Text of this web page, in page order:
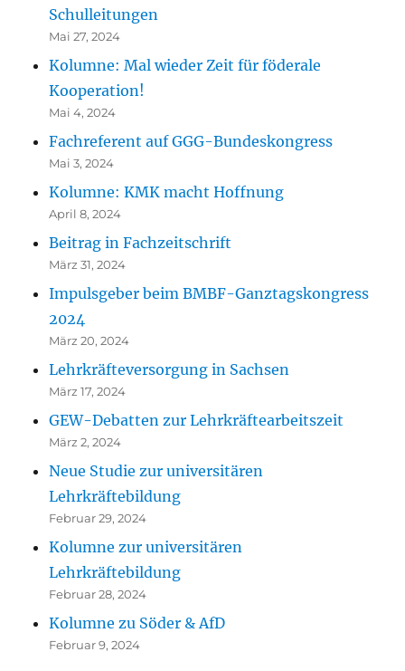
Schulleitungen
Mai 27, 2024
Kolumne: Mal wieder Zeit für föderale
Kooperation!
Mai 4, 2024
Fachreferent auf GGG-Bundeskongress
Mai 3, 2024
Kolumne: KMK macht Hoffnung
April 8, 2024
Beitrag in Fachzeitschrift
März 31, 2024
Impulsgeber beim BMBF-Ganztagskongress
2024
März 20, 2024
Lehrkräfteversorgung in Sachsen
März 17, 2024
GEW-Debatten zur Lehrkräftearbeitszeit
März 2, 2024
Neue Studie zur universitären
Lehrkräftebildung
Februar 29, 2024
Kolumne zur universitären
Lehrkräftebildung
Februar 28, 2024
Kolumne zu Söder & AfD
Februar 9, 2024